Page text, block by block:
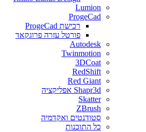
Lumion
ProgeCad
רכישת ProgeCad
פורטל עזרה פרוגקאד
Autodesk
Twinmotion
3DCoat
RedShift
Red Giant
Shapr3d אפליקציה
Skatter
ZBrush
סטודנטים ואקדמיה
כל התוכנות